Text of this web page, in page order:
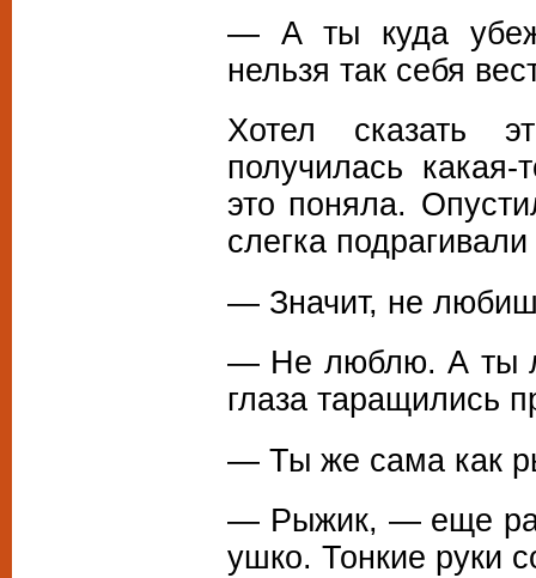
— А ты куда
нельзя так себя
Хотел сказать
получилась
это поняла.
слегка
— Значит, не
— Не люблю. А ты
глаза таращились
— Ты же сама как
— Рыжик, — еще
ушко. Тонкие руки